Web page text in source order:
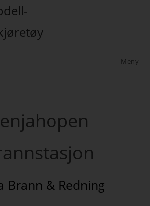
Meny
Brann & Redning